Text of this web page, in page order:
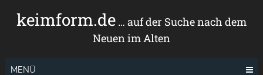
Inhaltkeimform.de… auf der Suche nach dem
Neuen im Alten
MENÜ